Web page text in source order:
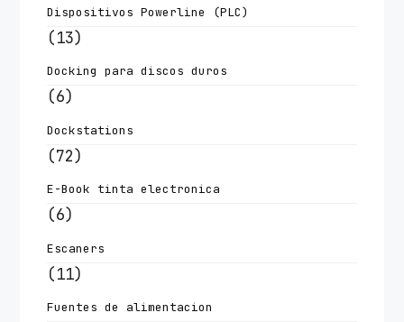
Dispositivos Powerline (PLC)
(13)
Docking para discos duros
(6)
Dockstations
(72)
E-Book tinta electronica
(6)
Escaners
(11)
Fuentes de alimentacion